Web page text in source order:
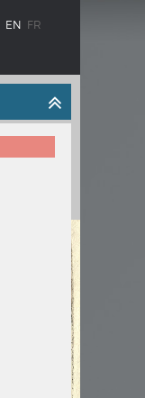
EN FR